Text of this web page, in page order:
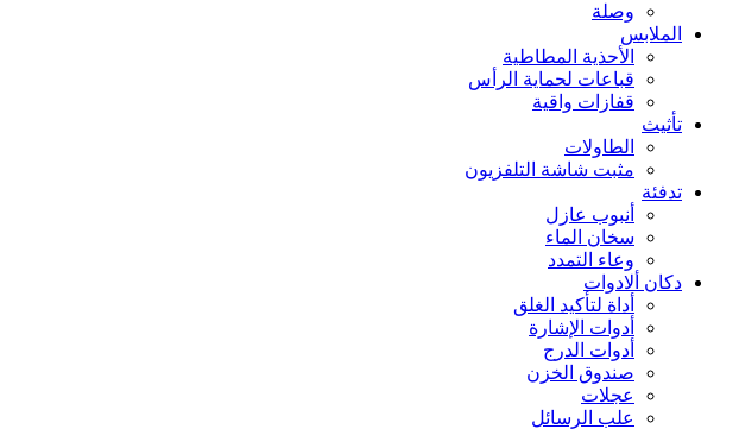
وصلة
الملابس
الأحذية المطاطية
قباعات لحماية الرأس
قفازات واقية
تأثيث
الطاولات
مثبت شاشة التلفزيون
تدفئة
أنبوب عازل
سخان الماء
وعاء التمدد
دكان ألادوات
أداة لتأكيد الغلق
أدوات الإشارة
أدوات الدرج
صندوق الخزن
عجلات
علب الرسائل